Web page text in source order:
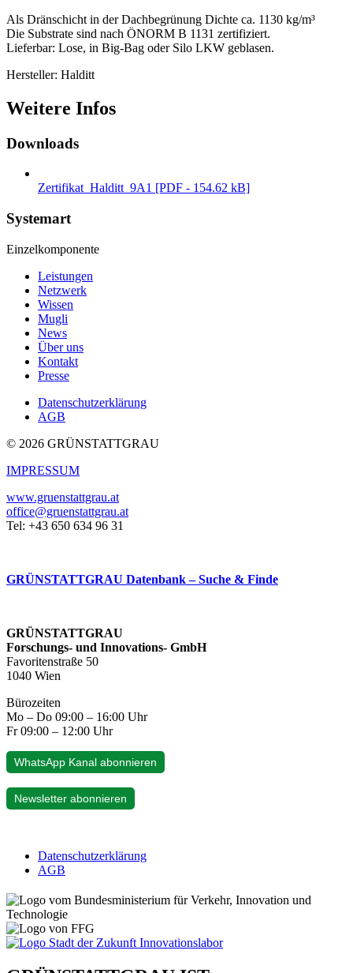
Als Dränschicht in der Dachbegrünung Dichte ca. 1130 kg/m³
Die Substrate sind nach ÖNORM B 1131 zertifiziert.
Lieferbar: Lose, in Big-Bag oder Silo LKW geblasen.
Hersteller: Halditt
Weitere Infos
Downloads
Zertifikat_Halditt_9A1 [PDF - 154.62 kB]
Systemart
Einzelkomponente
Leistungen
Netzwerk
Wissen
Mugli
News
Über uns
Kontakt
Presse
Datenschutzerklärung
AGB
© 2026 GRÜNSTATTGRAU
IMPRESSUM
www.gruenstattgrau.at
office@gruenstattgrau.at
Tel: +43 650 634 96 31
GRÜNSTATTGRAU Datenbank – Suche & Finde
GRÜNSTATTGRAU
Forschungs- und Innovations- GmbH
Favoritenstraße 50
1040 Wien
Bürozeiten
Mo – Do 09:00 – 16:00 Uhr
Fr 09:00 – 12:00 Uhr
WhatsApp Kanal abonnieren
Newsletter abonnieren
Datenschutzerklärung
AGB